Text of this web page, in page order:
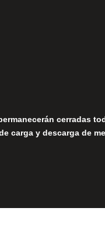
cerradas
carga y descarga de